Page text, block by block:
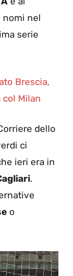
nomi nel
serie
Brescia,
Milan
dello
ci
ieri era in
.
o